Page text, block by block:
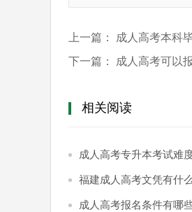
上一篇： 成人高考本科
下一篇： 成人高考可以
相关阅读
成人高考专升本考试难
福建成人高考文凭有什
成人高考报名条件有哪